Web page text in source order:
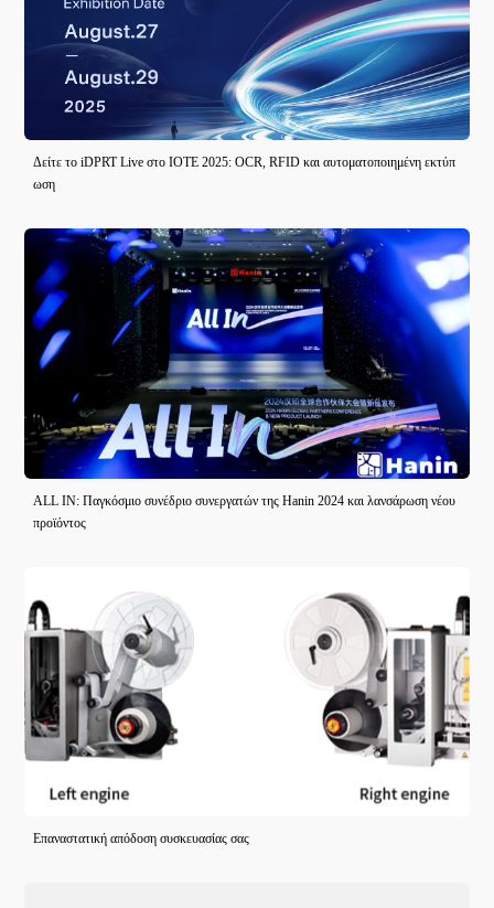
Δείτε το iDPRT Live στο IOTE 2025: OCR, RFID και αυτοματοποιημένη εκτύπ
ωση
ALL IN: Παγκόσμιο συνέδριο συνεργατών της Hanin 2024 και λανσάρωση νέου
προϊόντος
Επαναστατική απόδοση συσκευασίας σας